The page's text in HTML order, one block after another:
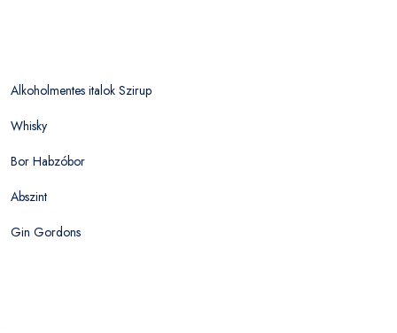
Alkoholmentes italok Szirup
Whisky
Bor Habzóbor
Abszint
Gin Gordons